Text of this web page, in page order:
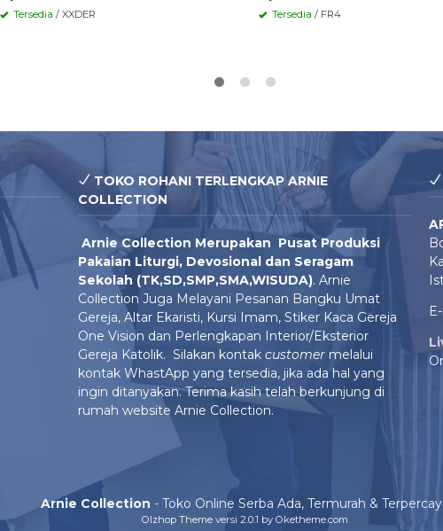
Tersedia / XXDER Tersedia / FR4
TOKO ROHANI TERLENGKAP ARNIE
COLLECTION
Arnie Collection Merupakan Pusat Produksi
Pakaian Liturgi, Devosional dan Seragam
Sekolah (TK,SD,SMP,SMA,WISUDA). Arnie
Collection Juga Melayani Pesanan Bangku Umat
Gereja, Altar Ekaristi, Kursi Imam, Stiker Kaca Gereja
One Vision dan Perlengkapan Interior/Eksterior
Gereja Katolik. Silakan kontak customermelalui
kontak WhastApp yang tersedia, jika ada hal yang
ingin ditanyakan. Terima kasih telah berkunjung di
rumah website Arnie Collection.
Arnie Collection - Toko Online Serba Ada, Termurah &
Olzhop Themeversi 2.0.1 by Oketheme.com